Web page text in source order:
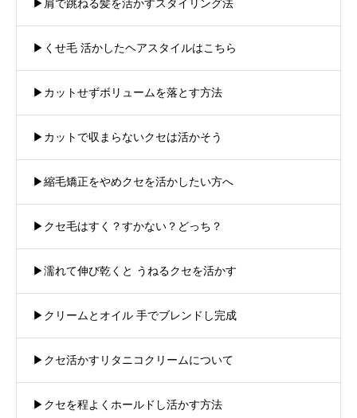
▶︎肩で跳ねる髪を活かすスタイリング法
▶︎くせ毛 活かしたヘアスタイルはこちら
▶︎カットせずボリュームを落とす方法
▶︎カットで収まらないクセは活かそう
▶︎縮毛矯正をやめクセを活かしたい方へ
▶︎クセ毛はすく？すかない？どっち？
▶︎濡れて伸び乾くと うねるクセを活かす
▶︎クリームとオイル 手でブレンドし完成
▶︎クセ活かすリタニコクリームについて
▶︎クセを程よくホールドし活かす方法